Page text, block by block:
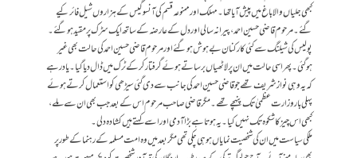
کبھی جلیاں والا باغ میں پیش آیا تھا۔ مہلک اور ممنوعہ قسم کی آنسو گیس کے ہزاروں شیل فائر کیے
گئے۔ مرحوم قاضی حسین احمد، پیرانہ سالی اور دل کے عارضہ کے ساتھ ایک سڑک پر مقید ہوگئے۔
پولیس کی شیلنگ سے کئی کارکنان بے ہوش ہوگئے اور مرحوم قاضی حسین احمد کی حالت بھی غیر
ہوگئی۔ پھر اسی حالت میں ان پر لاٹھیاں برساتے ہوئے گرفتار کرکے ٹرک میں ڈال دیا گیا۔ یاد رہے
کہ یہ وہی نوازشریف تھے جو قاضی حسین احمد کی جانب سے دی گئی سیڑھی کو استعمال کرتے ہوئے
پہلی بار وزارت عظمیٰ تک پنہچے تھے۔ مگر قاضی صاحب مرحوم اس کے بعد جب بھی ان سے ملے،
کبھی اس چیز کا شکوہ تک نہیں کیا۔ یہ ہوتا ہے بڑا آدمی اور اسے کہتے ہیں کشادہ دلی۔
ملکی سیاست میں ان کی شخصیت نمایاں ہو ہی چکی تھی مگر بعد میں وہ امت مسلمہ کے رہنما کے طور پر